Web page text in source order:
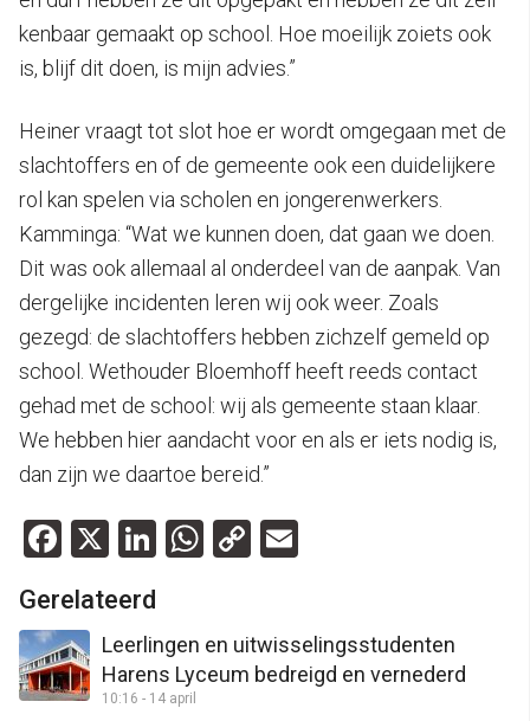
kenbaar gemaakt op school. Hoe moeilijk zoiets ook
is, blijf dit doen, is mijn advies.”
Heiner vraagt tot slot hoe er wordt omgegaan met de
slachtoffers en of de gemeente ook een duidelijkere
rol kan spelen via scholen en jongerenwerkers.
Kamminga: “Wat we kunnen doen, dat gaan we doen.
Dit was ook allemaal al onderdeel van de aanpak. Van
dergelijke incidenten leren wij ook weer. Zoals
gezegd: de slachtoffers hebben zichzelf gemeld op
school. Wethouder Bloemhoff heeft reeds contact
gehad met de school: wij als gemeente staan klaar.
We hebben hier aandacht voor en als er iets nodig is,
dan zijn we daartoe bereid.”
Facebook
X LinkedIn
WhatsApp
Copy
Gerelateerd
Leerlingen en uitwisselingsstudenten
Harens Lyceum bedreigd en vernederd
10:16 - 14 april